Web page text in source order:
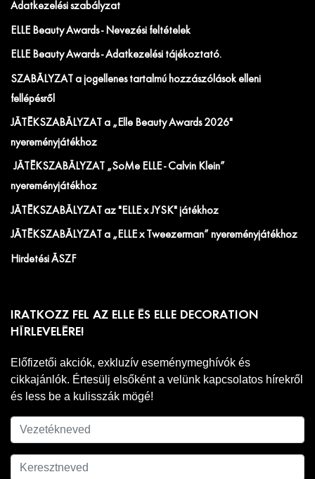
Adatkezelési szabályzat
ELLE Beauty Awards - Nevezési feltételek
ELLE Beauty Awards - Adatkezelési tájékoztató.
SZABÁLYZAT a jogellenes tartalmú hozzászólások elleni
fellépésről
JÁTÉKSZABÁLYZAT a „Elle Beauty Awards 2026"
nyereményjátékhoz
JÁTÉKSZABÁLYZAT „SoMe ELLE - Calvin Klein”
nyereményjátékhoz
JÁTÉKSZABÁLYZAT az "ELLE x JYSK" játékhoz
JÁTÉKSZABÁLYZAT a „ELLE x Tweezerman” nyereményjátékhoz
Hirdetési ÁSZF
IRATKOZZ FEL AZ ELLE ÉS ELLE DECORATION
HÍRLEVELÉRE!
Előfizetői akciók, exkluzív eseménymeghívók és
cikkajánlók. Értesülj elsőként a velünk kapcsolatos hírekről
és less be a kulisszák mögé!